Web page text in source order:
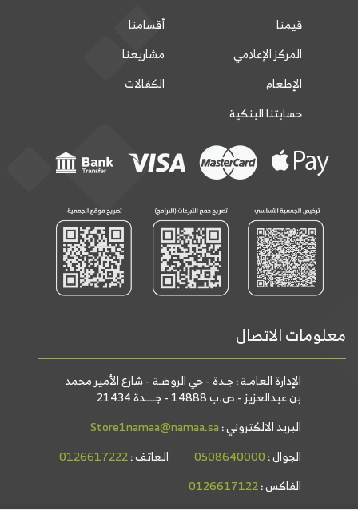
قيمنا
أقسامنا
المركز الإعلامي
مشاريعنا
الإطعام
الكفالات
حسابتنا البنكية
معلومات الاتصال
الإدارة العامـة : جـدة - حي الروضـة - شارع الأمير محمد
بن عبدالعزيز - ص.ب 14888 - جــــدة 21434
البريد الالكتروني :Store1namaa@namaa.sa
الجوال :
الهاتف :0126617222
الفاكس :0126617122